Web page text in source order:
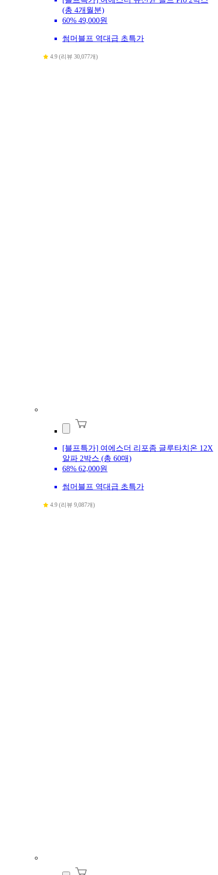
(총 4개월분)
60% 49,000원
썸머블프 역대급 초특가
4.9 (리뷰 30,077개)
[블프특가] 여에스더 리포좀 글루타치온 12X
알파 2박스 (총 60매)
68% 62,000원
썸머블프 역대급 초특가
4.9 (리뷰 9,087개)